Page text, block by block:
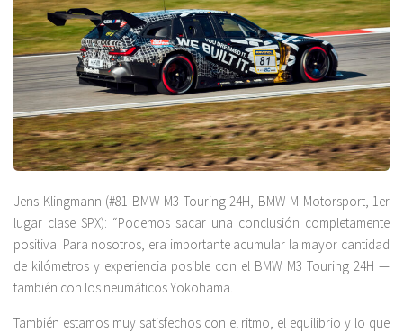
Jens Klingmann (#81 BMW M3 Touring 24H, BMW M Motorsport, 1er
lugar clase SPX): “Podemos sacar una conclusión completamente
positiva. Para nosotros, era importante acumular la mayor cantidad
de kilómetros y experiencia posible con el BMW M3 Touring 24H —
también con los neumáticos Yokohama.
También estamos muy satisfechos con el ritmo, el equilibrio y lo que